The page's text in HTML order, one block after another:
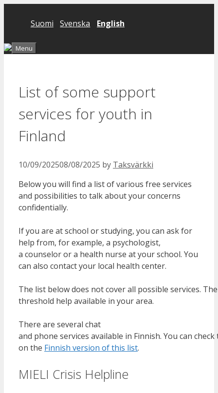
Suomi Svenska English
Menu
List of some support
services for youth in
Finland
10/09/202508/08/2025 by Taksvärkki
Below you will find a list of various free services
and possibilities to talk about your concerns
confidentially.
If you are at school or studying, you can ask for
help from, for example, a psychologist,
a counselor or a health nurse at your school. You
can also contact your local health center.
The list below does not cover all possible services.
threshold help available in your area.
There are several chat
and phone services available in Finnish. You can
on the Finnish version of this list.
MIELI Crisis Helpline